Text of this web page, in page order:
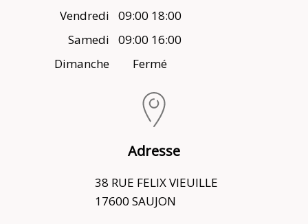
Vendredi
09:00 18:00
Samedi
09:00 16:00
Dimanche
Fermé
Adresse
38 RUE FELIX VIEUILLE
17600 SAUJON